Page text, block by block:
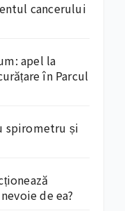
cancerului
apel la
în Parcul
spirometru și
de ea?